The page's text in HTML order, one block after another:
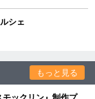
シェ
もっと見る